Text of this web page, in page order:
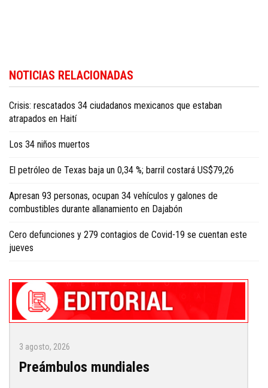
Republic news in English.
NOTICIAS RELACIONADAS
Crisis: rescatados 34 ciudadanos mexicanos que estaban
atrapados en Haití
Los 34 niños muertos
El petróleo de Texas baja un 0,34 %; barril costará US$79,26
Apresan 93 personas, ocupan 34 vehículos y galones de
combustibles durante allanamiento en Dajabón
Cero defunciones y 279 contagios de Covid-19 se cuentan este
jueves
3 agosto, 2026
Preámbulos mundiales